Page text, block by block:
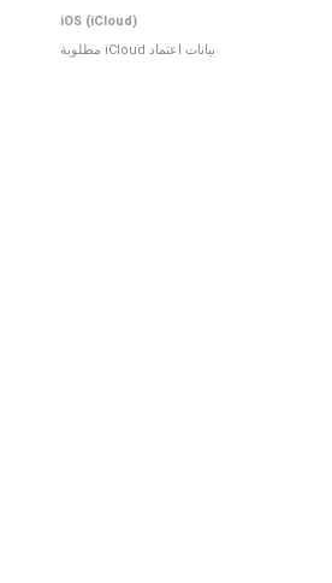
iOS (iCloud)
بيانات اعتماد iCloud مطلوبة